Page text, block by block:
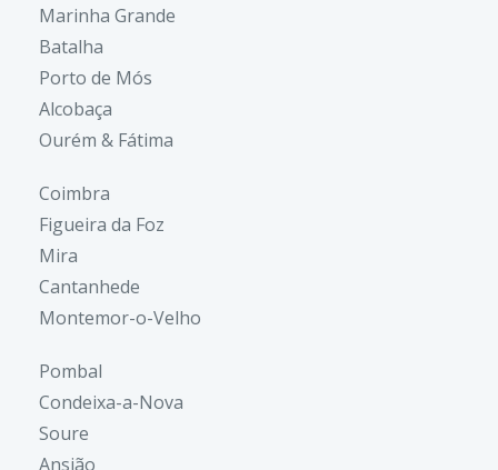
Marinha Grande
Batalha
Porto de Mós
Alcobaça
Ourém & Fátima
Coimbra
Figueira da Foz
Mira
Cantanhede
Montemor-o-Velho
Pombal
Condeixa-a-Nova
Soure
Ansião